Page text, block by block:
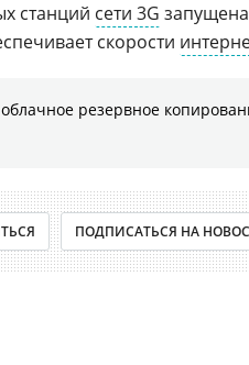
станций сети 3G
скорости
резервное
ПОДПИСАТЬСЯ НА